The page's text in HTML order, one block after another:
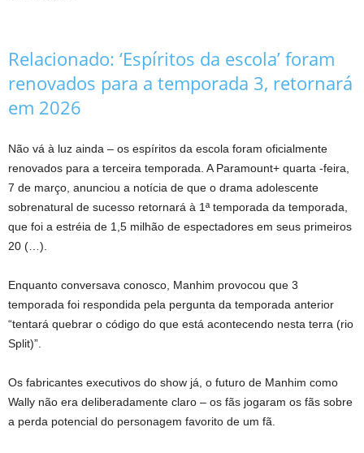
Relacionado: ‘Espíritos da escola’ foram
renovados para a temporada 3, retornará
em 2026
Não vá à luz ainda – os espíritos da escola foram oficialmente
renovados para a terceira temporada. A Paramount+ quarta -feira,
7 de março, anunciou a notícia de que o drama adolescente
sobrenatural de sucesso retornará à 1ª temporada da temporada,
que foi a estréia de 1,5 milhão de espectadores em seus primeiros
20 (…).
Enquanto conversava conosco, Manhim provocou que 3
temporada foi respondida pela pergunta da temporada anterior
“tentará quebrar o código do que está acontecendo nesta terra (rio
Split)”.
Os fabricantes executivos do show já, o futuro de Manhim como
Wally não era deliberadamente claro – os fãs jogaram os fãs sobre
a perda potencial do personagem favorito de um fã.